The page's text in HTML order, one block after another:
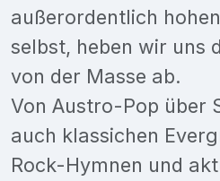
außerordentlich
selbst, heben wir uns
von der Masse ab.
Von Austro-Pop über
auch klassichen
Rock-Hymnen und